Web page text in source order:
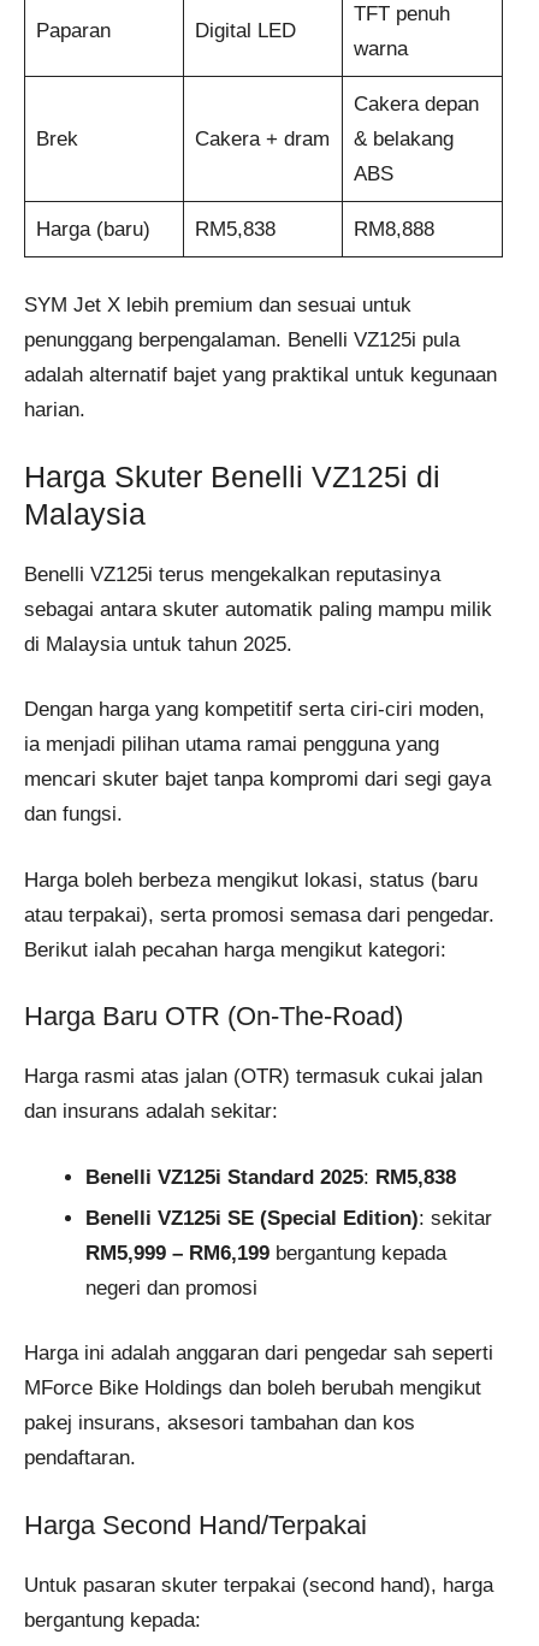
Paparan Digital LED
TFT penuh
warna
Brek Cakera + dram
Cakera depan
& belakang
ABS
Harga (baru) RM5,838 RM8,888
SYM Jet X lebih premium dan sesuai untuk
penunggang berpengalaman. Benelli VZ125i pula
adalah alternatif bajet yang praktikal untuk kegunaan
harian.
Harga Skuter Benelli VZ125i di
Malaysia
Benelli VZ125i terus mengekalkan reputasinya
sebagai antara skuter automatik paling mampu milik
di Malaysia untuk tahun 2025.
Dengan harga yang kompetitif serta ciri-ciri moden,
ia menjadi pilihan utama ramai pengguna yang
mencari skuter bajet tanpa kompromi dari segi gaya
dan fungsi.
Harga boleh berbeza mengikut lokasi, status (baru
atau terpakai), serta promosi semasa dari pengedar.
Berikut ialah pecahan harga mengikut kategori:
Harga Baru OTR (On-The-Road)
Harga rasmi atas jalan (OTR) termasuk cukai jalan
dan insurans adalah sekitar:
Benelli VZ125i Standard 2025: RM5,838
Benelli VZ125i SE (Special Edition): sekitar
RM5,999 – RM6,199 bergantung kepada
negeri dan promosi
Harga ini adalah anggaran dari pengedar sah seperti
MForce Bike Holdings dan boleh berubah mengikut
pakej insurans, aksesori tambahan dan kos
pendaftaran.
Harga Second Hand/Terpakai
Untuk pasaran skuter terpakai (second hand), harga
bergantung kepada: